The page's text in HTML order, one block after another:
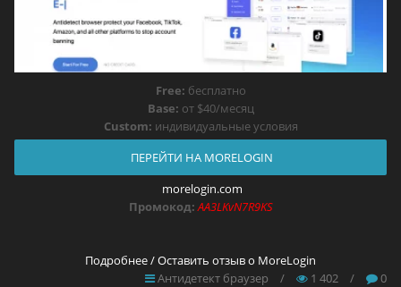
Free: бесплатно
Base: от $40/месяц
Custom: индивидуальные условия
ПЕРЕЙТИ НА MORELOGIN
morelogin.com
Промокод:AA3LKvN7R9KS
Подробнее / Оставить отзыв о MoreLogin
Антидетект браузер
/ 1 402 / 0